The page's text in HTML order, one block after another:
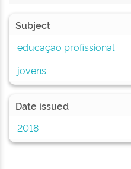
Subject
educação profissional
jovens
Date issued
2018